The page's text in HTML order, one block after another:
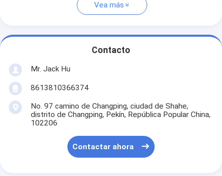
Vea más
Contacto
Mr. Jack Hu
8613810366374
No. 97 camino de Changping, ciudad de Shahe,
distrito de Changping, Pekín, República Popular China,
102206
Contactar ahora